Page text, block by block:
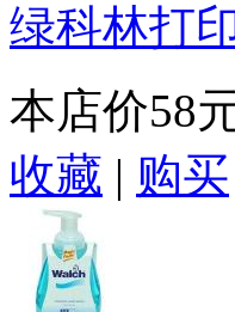
绿科林打
本店价58
收藏 | 购买